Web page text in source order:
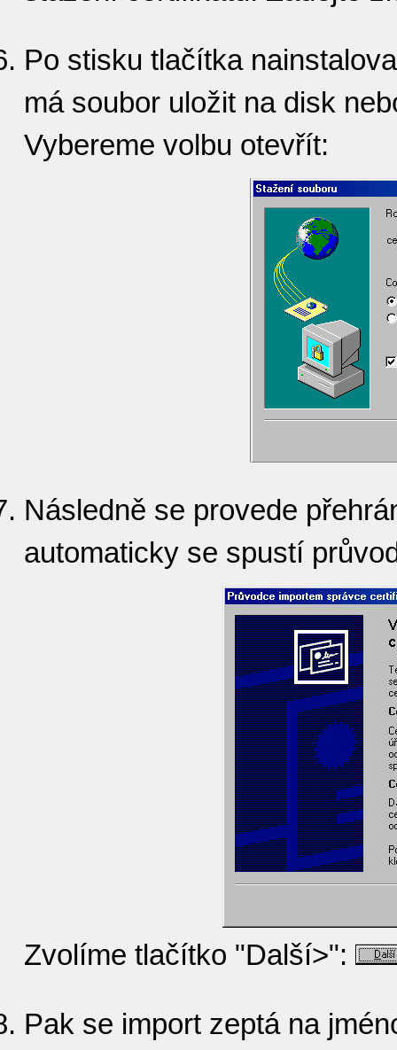
Po stisku tlačítka
má soubor uložit na disk
Vybereme volbu otevřít:
Následně se provede
automaticky se spustí
Zvolíme tlačítko "Další>":
Pak se import zeptá na